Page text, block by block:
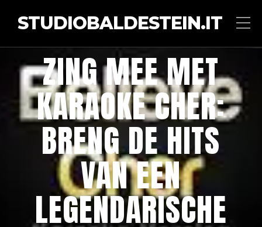
STUDIOBALDESTEIN.IT
ZING MEE MET
KARAOKE CHER:
BRENG DE HITS
VAN EEN
LEGENDARISCHE